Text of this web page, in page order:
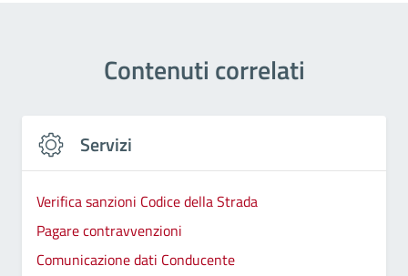
Contenuti correlati
Servizi
Verifica sanzioni Codice della Strada
Pagare contravvenzioni
Comunicazione dati Conducente